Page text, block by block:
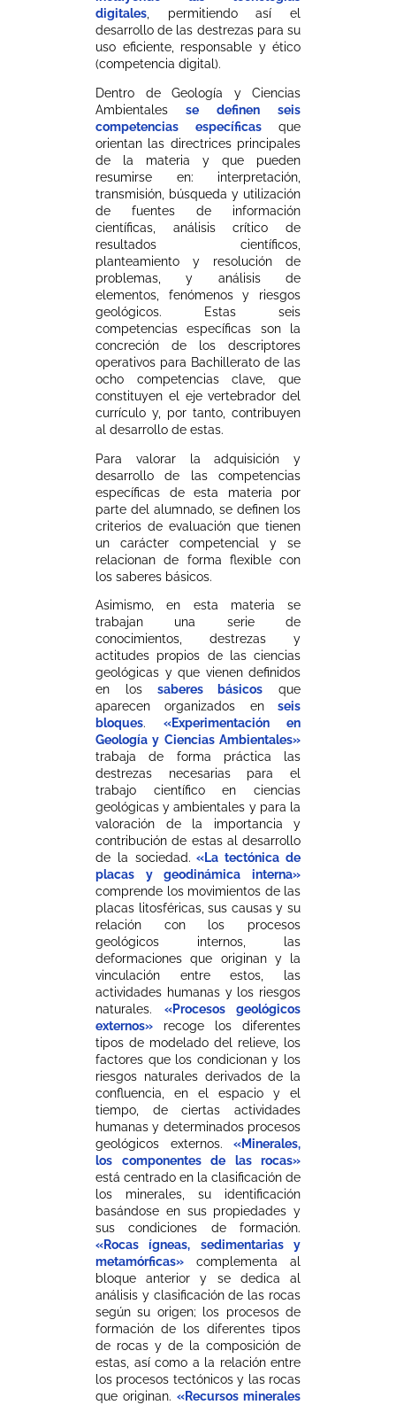
digitales, permitiendo así el
desarrollo de las destrezas para su
uso eficiente, responsable y ético
(competencia digital).
Dentro de Geología y Ciencias
Ambientales se definen seis
competencias específicasque
orientan las directrices principales
de la materia y que pueden
resumirse en: interpretación,
transmisión, búsqueda y utilización
de fuentes de información
científicas, análisis crítico de
resultados científicos,
planteamiento y resolución de
problemas, y análisis de
elementos, fenómenos y riesgos
geológicos. Estas seis
competencias específicas son la
concreción de los descriptores
operativos para Bachillerato de las
ocho competencias clave, que
constituyen el eje vertebrador del
currículo y, por tanto, contribuyen
al desarrollo de estas.
Para valorar la adquisición y
desarrollo de las competencias
específicas de esta materia por
parte del alumnado, se definen los
criterios de evaluación que tienen
un carácter competencial y se
relacionan de forma flexible con
los saberes básicos.
Asimismo, en esta materia se
trabajan una serie de
conocimientos, destrezas y
actitudes propios de las ciencias
geológicas y que vienen definidos
en lossaberes básicos que
aparecen organizados enseis
bloques. «Experimentación en
Geología y Ciencias Ambientales»
trabaja de forma práctica las
destrezas necesarias para el
trabajo científico en ciencias
geológicas y ambientales y para la
valoración de la importancia y
contribución de estas al desarrollo
de la sociedad. «La tectónica de
placas y geodinámica interna»
comprende los movimientos de las
placas litosféricas, sus causas y su
relación con los procesos
geológicos internos, las
deformaciones que originan y la
vinculación entre estos, las
actividades humanas y los riesgos
naturales. «Procesos geológicos
externos» recoge los diferentes
tipos de modelado del relieve, los
factores que los condicionan y los
riesgos naturales derivados de la
confluencia, en el espacio y el
tiempo, de ciertas actividades
humanas y determinados procesos
geológicos externos. «Minerales,
los componentes de las rocas»
está centrado en la clasificación de
los minerales, su identificación
basándose en sus propiedades y
sus condiciones de formación.
«Rocas ígneas, sedimentarias y
metamórficas» complementa al
bloque anterior y se dedica al
análisis y clasificación de las rocas
según su origen; los procesos de
formación de los diferentes tipos
de rocas y de la composición de
estas, así como a la relación entre
los procesos tectónicos y las rocas
que originan. «Recursos minerales